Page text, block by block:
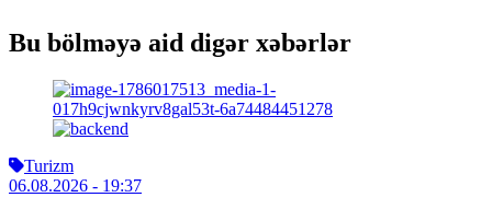
Bu bölməyə aid digər xəbərlər
Turizm
06.08.2026 - 19:37